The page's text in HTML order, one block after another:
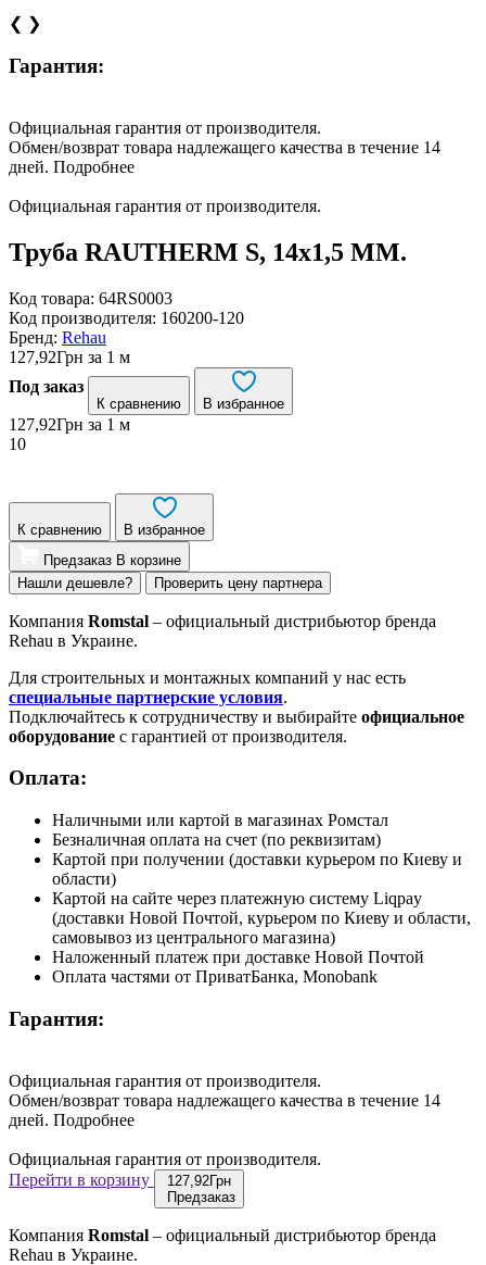
❮ ❯
Гарантия:
Официальная гарантия от производителя.
Обмен/возврат товара надлежащего качества в течение 14
дней. Подробнее
Официальная гарантия от производителя.
Труба RAUTHERM S, 14х1,5 ММ.
Код товара: 64RS0003
Код производителя: 160200-120
Бренд: Rehau
127,92Грн за 1 м
Под заказ
К сравнению В избранное
127,92Грн за 1 м
10
К сравнению
В избранное
Предзаказ В корзине
Нашли дешевле?
Проверить цену партнера
Компания Romstal – официальный дистрибьютор бренда
Rehau в Украине.
Для строительных и монтажных компаний у нас есть
специальные партнерские условия.
Подключайтесь к сотрудничеству и выбирайте официальное
оборудование с гарантией от производителя.
Оплата:
Наличными или картой в магазинах Ромстал
Безналичная оплата на счет (по реквизитам)
Картой при получении (доставки курьером по Киеву и
области)
Картой на сайте через платежную систему Liqpay
(доставки Новой Почтой, курьером по Киеву и области,
самовывоз из центрального магазина)
Наложенный платеж при доставке Новой Почтой
Оплата частями от ПриватБанка, Monobank
Гарантия:
Официальная гарантия от производителя.
Обмен/возврат товара надлежащего качества в течение 14
дней. Подробнее
Официальная гарантия от производителя.
Перейти в корзину
127,92Грн
Предзаказ
Компания Romstal – официальный дистрибьютор бренда
Rehau в Украине.